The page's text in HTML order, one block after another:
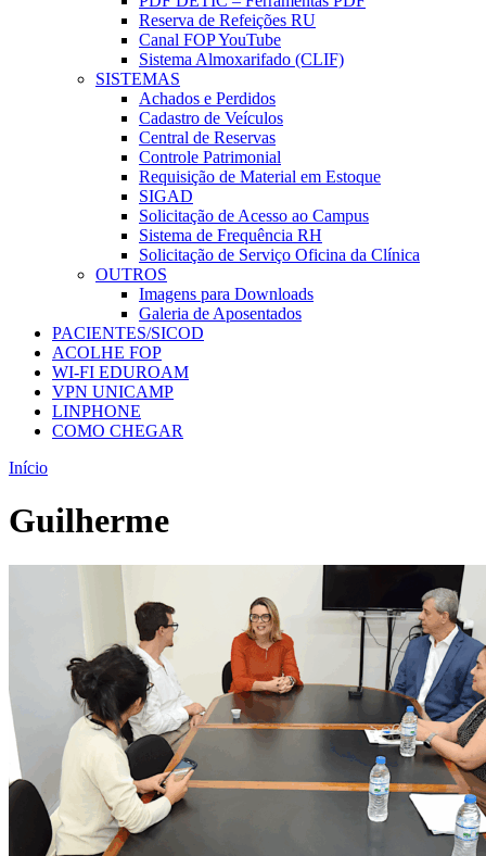
Reserva de Refeições RU
Canal FOP YouTube
Sistema Almoxarifado (CLIF)
SISTEMAS
Achados e Perdidos
Cadastro de Veículos
Central de Reservas
Controle Patrimonial
Requisição de Material em Estoque
SIGAD
Solicitação de Acesso ao Campus
Sistema de Frequência RH
Solicitação de Serviço Oficina da Clínica
OUTROS
Imagens para Downloads
Galeria de Aposentados
PACIENTES/SICOD
ACOLHE FOP
WI-FI EDUROAM
VPN UNICAMP
LINPHONE
COMO CHEGAR
Início
Guilherme